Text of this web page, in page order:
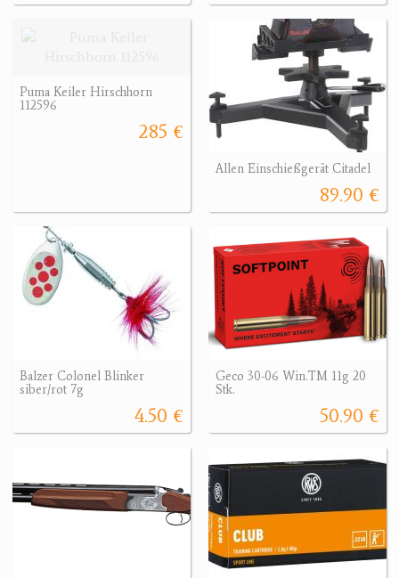
Puma Keiler Hirschhorn
112596
285 €
Allen Einschießgerät Citadel
89.90 €
Balzer Colonel Blinker
siber/rot 7g
4.50 €
Geco 30-06 Win.TM 11g 20
Stk.
50.90 €